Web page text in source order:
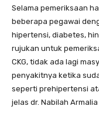
Selama pemeriksaan
beberapa pegawai
hipertensi, diabetes,
rujukan untuk
CKG, tidak ada lagi
penyakitnya ketika
seperti prehipertensi
jelas dr. Nabilah Armalia